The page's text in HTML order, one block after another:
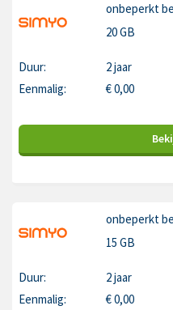
onbeperkt
20 GB
Duur:
2 jaar
Eenmalig:
€0,00
onbeperkt
15 GB
Duur:
2 jaar
Eenmalig:
€0,00